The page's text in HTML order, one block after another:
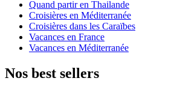
Quand partir en Thailande
Croisières en Méditerranée
Croisières dans les Caraïbes
Vacances en France
Vacances en Méditerranée
Nos best sellers